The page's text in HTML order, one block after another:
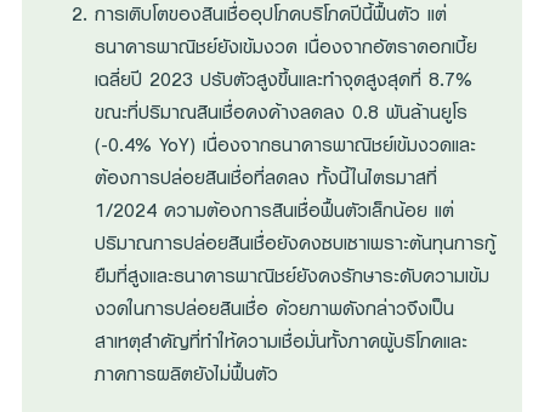
การเติบโตของสินเชื่ออุปโภคบริโภคปีนี้ฟื้นตัว แต่
ธนาคารพาณิชย์ยังเข้มงวด เนื่องจากอัตราดอกเบี้ย
เฉลี่ยปี 2023 ปรับตัวสูงขึ้นและทำจุดสูงสุดที่ 8.7%
ขณะที่ปริมาณสินเชื่อคงค้างลดลง 0.8 พันล้านยูโร
(-0.4% YoY) เนื่องจากธนาคารพาณิชย์เข้มงวดและ
ต้องการปล่อยสินเชื่อที่ลดลง ทั้งนี้ในไตรมาสที่
1/2024 ความต้องการสินเชื่อฟื้นตัวเล็กน้อย แต่
ปริมาณการปล่อยสินเชื่อยังคงซบเซาเพราะต้นทุนการกู้
ยืมที่สูงและธนาคารพาณิชย์ยังคงรักษาระดับความเข้ม
งวดในการปล่อยสินเชื่อ ด้วยภาพดังกล่าวจึงเป็น
สาเหตุสำคัญที่ทำให้ความเชื่อมั่นทั้งภาคผู้บริโภคและ
ภาคการผลิตยังไม่ฟื้นตัว